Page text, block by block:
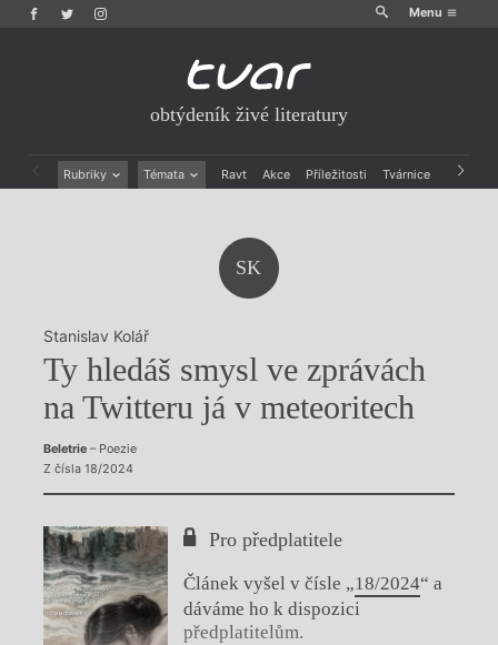
Menu
obtýdeník živé literatury
Rubriky Témata Ravt Akce Příležitosti Tvárnice Archiv
SK
Stanislav Kolář
Ty hledáš smysl ve zprávách
na Twitteru já v meteoritech
Beletrie– Poezie
Z čísla 18/2024
Pro předplatitele
Článek vyšel v čísle „18/2024“ a
dáváme ho k dispozici
předplatitelům.